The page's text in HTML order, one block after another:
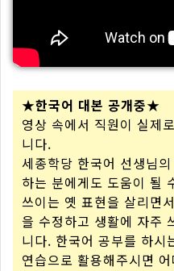
★한국어 대본 공개중★
영상 속에서 직원이 실제
니다.
세종학당 한국어 선생님
하는 분에게도 도움이 될
쓰이는 옛 표현을 살리면
을 수정하고 생활에 자주
니다. 한국어 공부를 하시
연습으로 활용해주시면